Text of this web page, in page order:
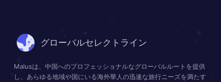
グローバルセレクトライン
Malusは、中国へのプロフェッショナルなグローバルルートを提供
し、あらゆる地域や国にいる海外華人の迅速な旅行ニーズを満たす